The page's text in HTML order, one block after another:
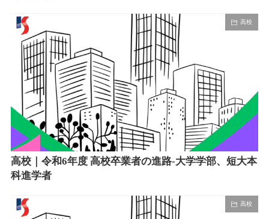
高校
高校｜令和6年度 高校卒業者の進路-大学学部、短大本
科進学者
高校